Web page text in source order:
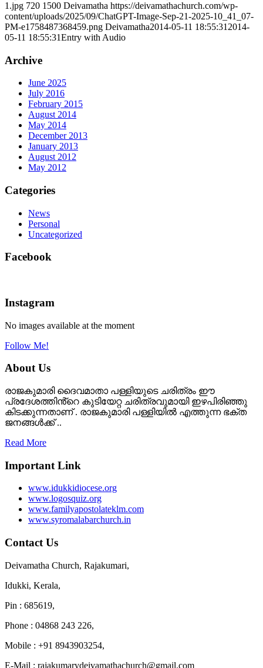
1.jpg 720 1500 Deivamatha https://deivamathachurch.com/wp-
content/uploads/2025/09/ChatGPT-Image-Sep-21-2025-10_41_07-
PM-e1758487368459.png Deivamatha2014-05-11 18:55:31 2014-
05-11 18:55:31Entry with Audio
Archive
June 2025
July 2016
February 2015
August 2014
May 2014
December 2013
January 2013
August 2012
May 2012
Categories
News
Personal
Uncategorized
Facebook
Instagram
No images available at the moment
Follow Me!
About Us
രാജകുമാരി ദൈവമാതാ പള്ളിയുടെ ചരിത്രം ഈ
പ്രദേശത്തിൻ്റെ കുടിയേറ്റ ചരിത്രവുമായി ഇഴപിരിഞ്ഞു
കിടക്കുന്നതാണ് . രാജകുമാരി പള്ളിയിൽ എത്തുന്ന ഭക്ത
ജനങ്ങൾക്ക്‌ ..
Read More
Important Link
www.idukkidiocese.org
www.logosquiz.org
www.familyapostolateklm.com
www.syromalabarchurch.in
Contact Us
Deivamatha Church, Rajakumari,
Idukki, Kerala,
Pin : 685619,
Phone : 04868 243 226,
Mobile : +91 8943903254,
E-Mail : rajakumarydeivamathachurch@gmail.com